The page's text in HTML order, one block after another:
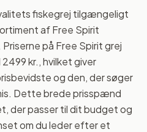
fiskegrej tilgængeligt
af Free Spirit
på Free Spirit grej
kr., hvilket giver
og den, der søger
Dette brede prisspænd
der passer til dit budget og
om du leder efter et